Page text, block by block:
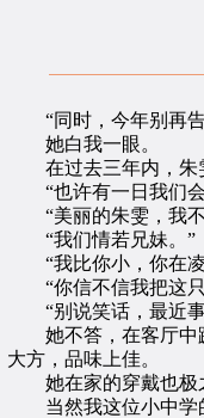
“同时，今年别再告
她白我一眼。
在过去三年内，朱雯
“也许有一日我们会
“美丽的朱雯，我不
“我们情若兄妹。”
“我比你小，你在凌
“你信不信我把这只
“别说笑话，最近事
她不答，在客厅中踱
大方，品味上佳。
她在家的穿戴也极之
当然我这位小中学的